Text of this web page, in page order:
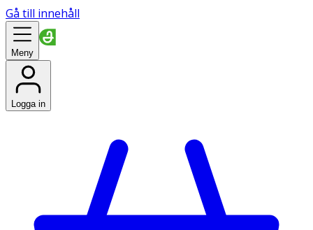
Gå till innehåll
Meny
Logga in